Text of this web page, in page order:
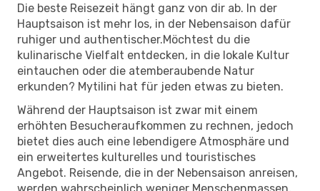
Die beste Reisezeit hängt ganz von dir ab. In der
Hauptsaison ist mehr los, in der Nebensaison dafür
ruhiger und authentischer.Möchtest du die
kulinarische Vielfalt entdecken, in die lokale Kultur
eintauchen oder die atemberaubende Natur
erkunden? Mytilini hat für jeden etwas zu bieten.
Während der Hauptsaison ist zwar mit einem
erhöhten Besucheraufkommen zu rechnen, jedoch
bietet dies auch eine lebendigere Atmosphäre und
ein erweitertes kulturelles und touristisches
Angebot. Reisende, die in der Nebensaison anreisen,